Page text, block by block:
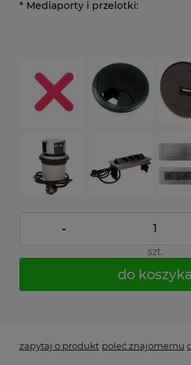
* Mediaporty i przelotki:
-
szt.
do koszyka
zapytaj o produkt poleć znajomemu